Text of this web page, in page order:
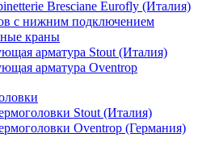
Bresciane Eurofly (Италия)
с нижним подключением
краны
арматура Stout (Италия)
арматура Oventrop
Stout (Италия)
Oventrop (Германия)